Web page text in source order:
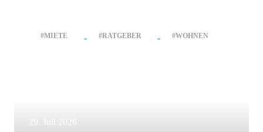
#MIETE #RATGEBER #WOHNEN
29. Juli 2026